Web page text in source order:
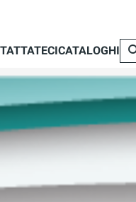
CATALOGHI